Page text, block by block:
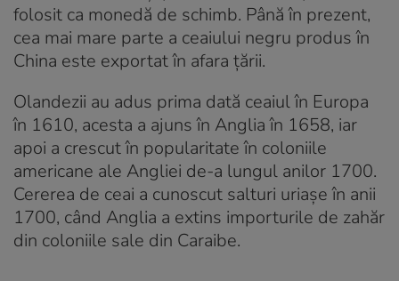
folosit ca monedă de schimb. Până în prezent,
cea mai mare parte a ceaiului negru produs în
China este exportat în afara țării.
Olandezii au adus prima dată ceaiul în Europa
în 1610, acesta a ajuns în Anglia în 1658, iar
apoi a crescut în popularitate în coloniile
americane ale Angliei de-a lungul anilor 1700.
Cererea de ceai a cunoscut salturi uriașe în anii
1700, când Anglia a extins importurile de zahăr
din coloniile sale din Caraibe.